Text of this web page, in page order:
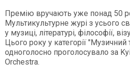
Премію вручають уже понад 50
Мультикультурне журі з усього
у музиці, літературі, філософії,
Цього року у категорії "Музичний
одноголосно проголосувало за
Orchestra.